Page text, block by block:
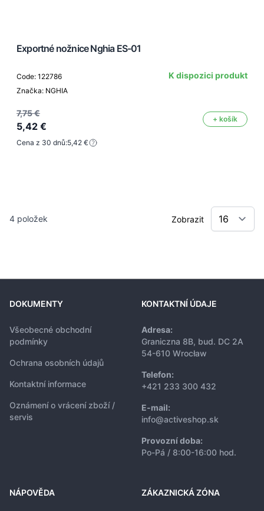
Exportné nožnice Nghia ES-01
Code: 122786
Značka: NGHIA
K dispozici produkt
7,75 €
5,42 €
+ košík
Cena z 30 dnů:5,42 €
4 položek Zobrazit
DOKUMENTY
Všeobecné obchodní
podmínky
Ochrana osobních údajů
Kontaktní informace
Oznámení o vrácení zboží /
servis
KONTAKTNÍ ÚDAJE
Adresa:
Graniczna 8B, bud. DC 2A
54-610 Wrocław
Telefon:
+421 233 300 432
E-mail:
info@activeshop.sk
Provozní doba:
Po-Pá / 8:00-16:00 hod.
NÁPOVĚDA ZÁKAZNICKÁ ZÓNA